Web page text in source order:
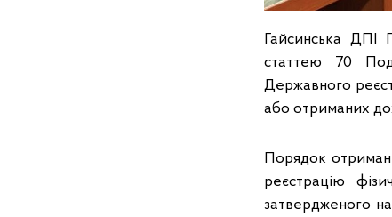
Гайсинська ДПІ
статтею 70
Державного
або отриманих
Порядок
реєстрацію
затвердженого